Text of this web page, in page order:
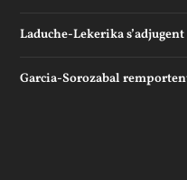
Laduche-Lekerika
Garcia-Sorozabal